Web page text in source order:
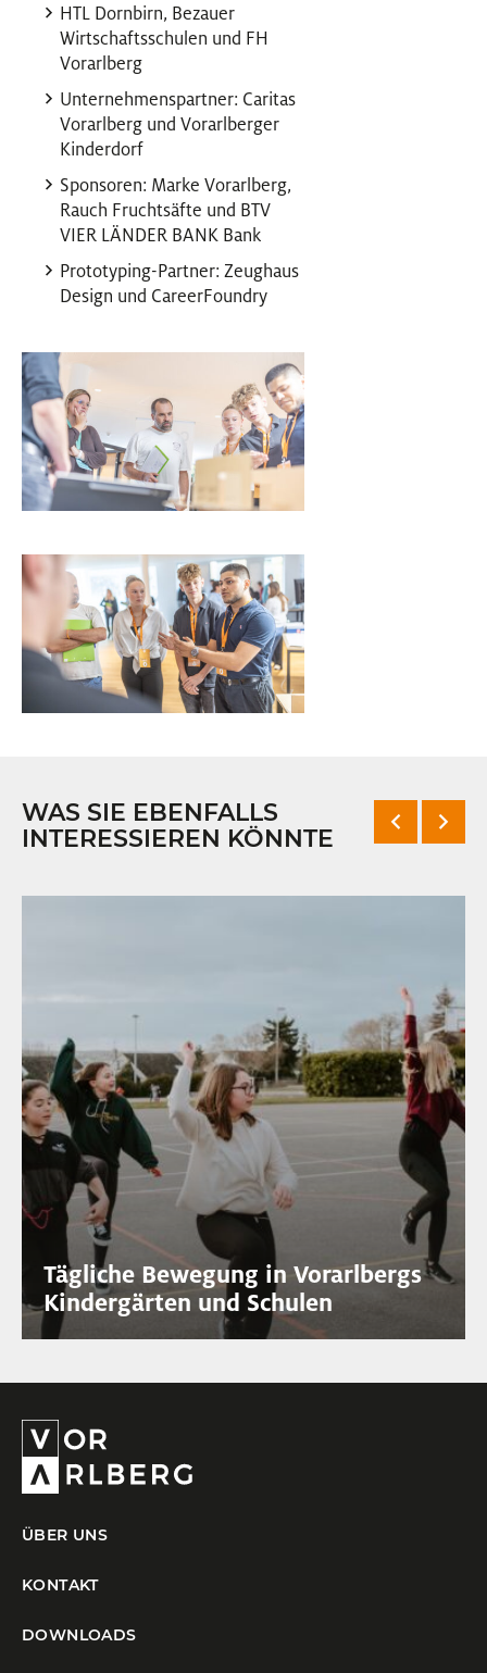
HTL Dornbirn, Bezauer
Wirtschaftsschulen und FH
Vorarlberg
Unternehmenspartner: Caritas
Vorarlberg und Vorarlberger
Kinderdorf
Sponsoren: Marke Vorarlberg,
Rauch Fruchtsäfte und BTV
VIER LÄNDER BANK Bank
Prototyping-Partner: Zeughaus
Design und CareerFoundry
WAS SIE EBENFALLS
INTERESSIEREN KÖNNTE
Tägliche Bewegung in Vorarlbergs
Kindergärten und Schulen
ÜBER UNS
KONTAKT
DOWNLOADS